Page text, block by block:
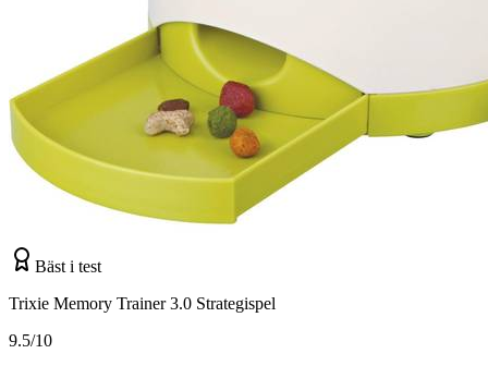
Bäst i test
Trixie Memory Trainer 3.0 Strategispel
9.5/10